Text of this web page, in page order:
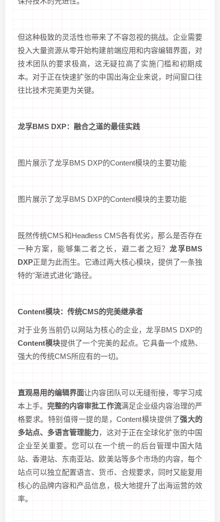
但这种极致的灵活性也带来了不容忽视的挑战。企业需要
投入大量资源从零开始构建前端应用和内容编辑界面，对
技术团队的要求极高，这无疑拉高了实施门槛和初期成
本。对于正在快速扩张的中国出海企业来说，时间窗口往
往比技术完美更为关键。
龙孚BMS DXP：融合之道的最佳实践
图片展示了龙孚BMS DXP的Content模块的主要功能
图片展示了龙孚BMS DXP的Content模块的主要功能
既然传统CMS和Headless CMS各有优劣，那么是否存在
一种方案，能够集二者之长，避二者之短？龙孚BMS
DXP正是为此而生。它通过两大核心模块，提供了一条独
特的"渐进式进化"路径。
Content模块：传统CMS的完美继承者
对于业务当前仍以网站为核心的企业，龙孚BMS DXP的
Content模块提供了一个完美的起点。它具备一个成熟、
强大的传统CMS所应有的一切。
直观易用的编辑界面让内容团队可以无缝衔接，零学习成
本上手。完整的内容审批工作流满足企业级内容治理的严
格要求。特别值得一提的是，Content模块提供了强大的
多站点、多语言管理能力，这对于正在全球化扩张的中国
企业至关重要。您可以在一个统一的后台管理中国大陆
站、香港站、东南亚站、欧美站等多个市场的内容，每个
站点可以独立配置语言、货币、合规要求，同时又能复用
核心的品牌内容和产品信息，极大地提升了出海运营的效
率。